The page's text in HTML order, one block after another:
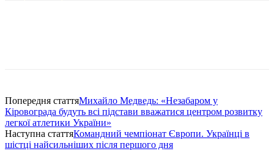
Попередня статтяМихайло Медведь: «Незабаром у
Кіровограда будуть всі підстави вважатися центром розвитку
легкої атлетики України»
Наступна статтяКомандний чемпіонат Європи. Українці в
шістці найсильніших після першого дня